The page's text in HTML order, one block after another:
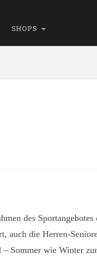
SHOPS
des
auch die Herren-
Sommer wie Winter